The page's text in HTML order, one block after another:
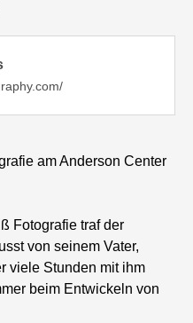
am Anderson Center
Fotografie traf der
von seinem Vater,
viele Stunden mit ihm
beim Entwickeln von